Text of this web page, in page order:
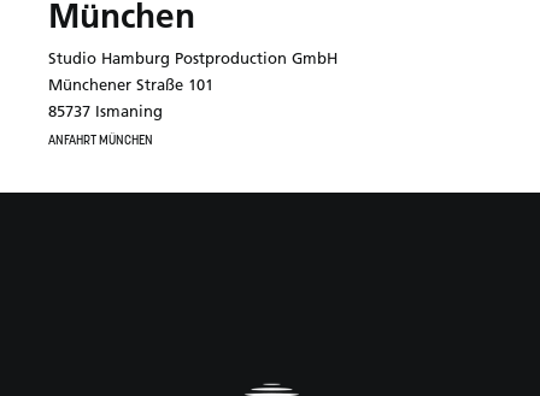
München
Studio Hamburg Postproduction GmbH
Münchener Straße 101
85737 Ismaning
ANFAHRT MÜNCHEN